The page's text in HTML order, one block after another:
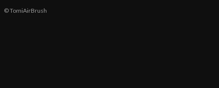
© TomiAirBrush